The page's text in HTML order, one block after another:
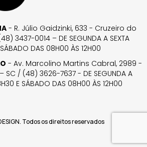
- R. Júlio Gaidzinki, 633 - Cruzeiro do
3437-0014 – DE SEGUNDA A SEXTA
DAS 08H00 ÀS 12H00
- Av. Marcolino Martins Cabral, 2989 -
/ (48) 3626-7637 - DE SEGUNDA A
E SÁBADO DAS 08H00 ÀS 12H00
Todos os direitos reservados